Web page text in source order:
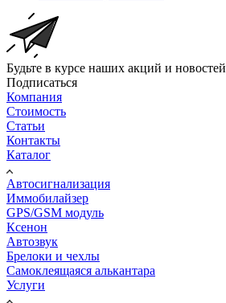
Будьте в курсе наших акций и новостей
Подписаться
Компания
Стоимость
Статьи
Контакты
Каталог
Автосигнализация
Иммобилайзер
GPS/GSM модуль
Ксенон
Автозвук
Брелоки и чехлы
Самоклеящаяся алькантара
Услуги